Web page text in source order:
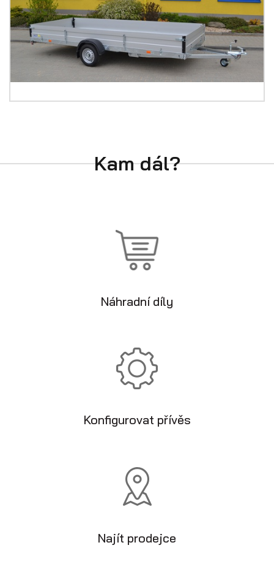
Kam dál?
Náhradní díly
Konfigurovat přívěs
Najít prodejce